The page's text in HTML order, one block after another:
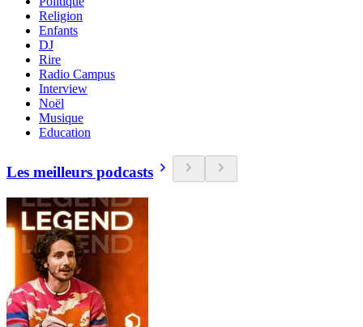
Religion
Enfants
DJ
Rire
Radio Campus
Interview
Noël
Musique
Education
Les meilleurs podcasts